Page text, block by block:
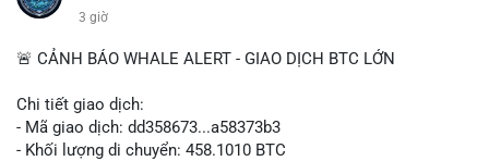
3 giờ
🚨 CẢNH BÁO WHALE ALERT - GIAO DỊCH BTC LỚN
Chi tiết giao dịch:
- Mã giao dịch: dd358673...a58373b3
- Khối lượng di chuyển: 458.1010 BTC